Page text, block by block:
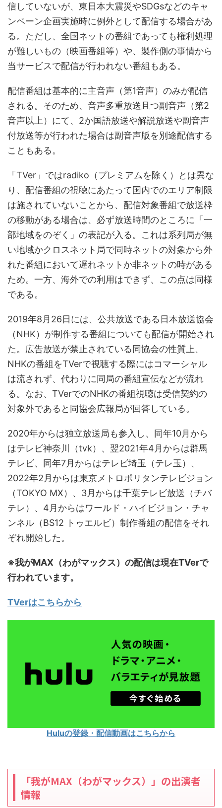
信していないが、東日本大震災やSDGsなどのキャ
ンペーン企画実施時に例外として配信する場合があ
る。ただし、全国ネットの番組であっても権利処理
が難しいもの（映画番組等）や、製作側の事情から
当サービスで配信が行われない番組もある。
配信番組は基本的に主音声（第1音声）のみが配信
される。そのため、音声多重放送且つ副音声（第2
音声以上）にて、2か国語放送や解説放送や副音声
付放送等が行われた場合は副音声版を別途配信する
こともある。
「TVer」ではradiko（プレミアムを除く）とは異な
り、配信番組の視聴にあたって国内でのエリア制限
は施されていないことから、配信対象番組で放送枠
の移動がある場合は、必ず放送時間のところに「一
部地域をのぞく」の表記が入る。これは系列局が無
い地域かクロスネット局で同時ネットの対象から外
れた番組において遅れネットか非ネットの時がある
ため。一方、海外での利用はできず、この点は同様
である。
2019年8月26日には、公共放送である日本放送協会
（NHK）が制作する番組についても配信が開始され
た。広告放送が禁止されている同協会の性質上、
NHKの番組をTVerで視聴する際にはコマーシャル
は流されず、代わりに同局の番組宣伝などが流れ
る。なお、TVerでのNHKの番組視聴は受信契約の
対象外であると同協会広報局が回答している。
2020年からは独立放送局も参入し、同年10月から
はテレビ神奈川（tvk）、翌2021年4月からは群馬
テレビ、同年7月からはテレビ埼玉（テレ玉）、
2022年2月からは東京メトロポリタンテレビジョン
（TOKYO MX）、3月からは千葉テレビ放送（チバ
テレ）、4月からはワールド・ハイビジョン・チャ
ンネル（BS12 トゥエルビ）制作番組の配信をそれ
ぞれ開始した。
※我がMAX（わがマックス）の配信は現在TVerで
行われています。
TVerはこちらから
Huluの登録・配信動画はこちらから
「我がMAX（わがマックス）」の出演者
情報